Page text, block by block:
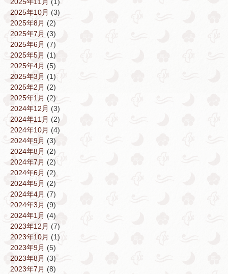
2025年11月 (1)
2025年10月 (3)
2025年8月 (2)
2025年7月 (3)
2025年6月 (7)
2025年5月 (1)
2025年4月 (5)
2025年3月 (1)
2025年2月 (2)
2025年1月 (2)
2024年12月 (3)
2024年11月 (2)
2024年10月 (4)
2024年9月 (3)
2024年8月 (2)
2024年7月 (2)
2024年6月 (2)
2024年5月 (2)
2024年4月 (7)
2024年3月 (9)
2024年1月 (4)
2023年12月 (7)
2023年10月 (1)
2023年9月 (5)
2023年8月 (3)
2023年7月 (8)